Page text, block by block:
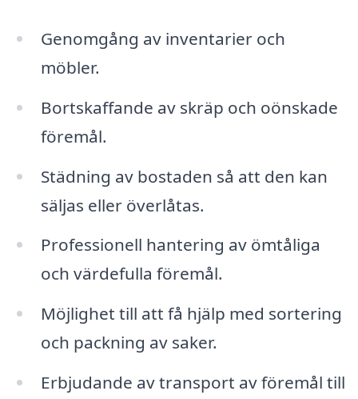
Genomgång av inventarier och
möbler.
Bortskaffande av skräp och oönskade
föremål.
Städning av bostaden så att den kan
säljas eller överlåtas.
Professionell hantering av ömtåliga
och värdefulla föremål.
Möjlighet till att få hjälp med sortering
och packning av saker.
Erbjudande av transport av föremål till